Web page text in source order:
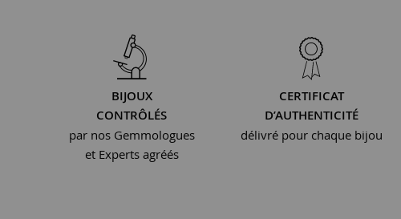
BIJOUX
CONTRÔLÉS
par nos Gemmologues
et Experts agréés
CERTIFICAT
D’AUTHENTICITÉ
délivré pour chaque bijou